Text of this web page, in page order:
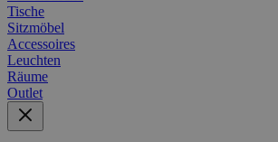
Tische
Sitzmöbel
Accessoires
Leuchten
Räume
Outlet